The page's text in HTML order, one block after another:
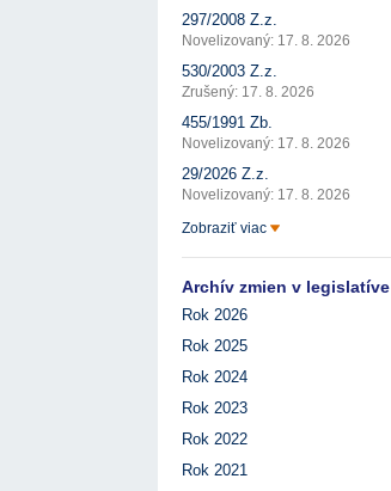
297/2008 Z.z.
Novelizovaný: 17. 8. 2026
530/2003 Z.z.
Zrušený: 17. 8. 2026
455/1991 Zb.
Novelizovaný: 17. 8. 2026
29/2026 Z.z.
Novelizovaný: 17. 8. 2026
Zobraziť viac
Archív zmien v legislatíve
Rok 2026
Rok 2025
Rok 2024
Rok 2023
Rok 2022
Rok 2021